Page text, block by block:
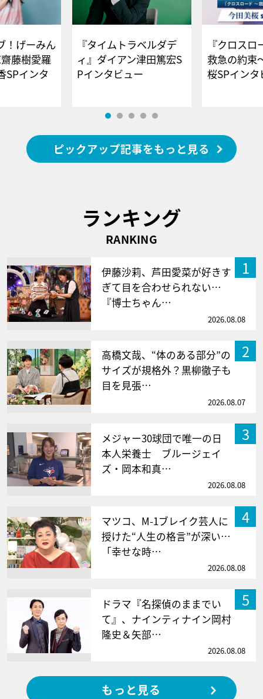
！げーみん
藤樹愛羅
SPインタ
『タイムトラベルダデ
ィ』ダイアン津田篤宏S
Pインタビュー
『クロス
救急の約束
桜SPイ
ピックアップ記事をもっと見る
ランキング
RANKING
1
伊藤沙莉、芦田愛菜が好きす
ぎて目を合わせられない…
『博士ちゃん…
2026.08.08
2
高橋文哉、“体のある部分”の
サイズが規格外？黒柳徹子も
目を見張…
2026.08.07
3
メジャー30球団で唯一の日
本人栄養士 ブルージェイ
ズ・岡本和真…
2026.08.08
4
マツコ、M-1ブレイク芸人に
授けた“人生の格言”が深い…
「幸せな時…
2026.08.08
5
ドラマ『名探偵のままでい
て』、ナインティナイン岡村
隆史＆矢部…
2026.08.08
もっと見る